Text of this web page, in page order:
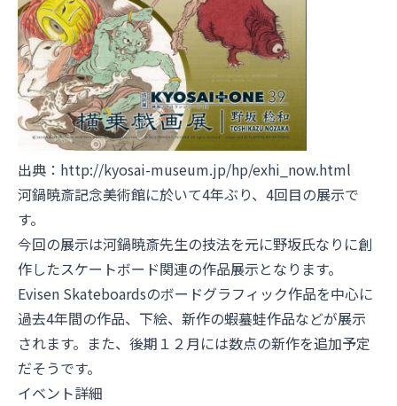
出典： http://kyosai-museum.jp/hp/exhi_now.html
河鍋暁斎記念美術館に於いて4年ぶり、4回目の展示で
す。
今回の展示は河鍋暁斎先生の技法を元に野坂氏なりに創
作したスケートボード関連の作品展示となります。
Evisen Skateboardsのボードグラフィック作品を中心に
過去4年間の作品、下絵、新作の蝦蟇蛙作品などが展示
されます。また、後期１２月には数点の新作を追加予定
だそうです。
イベント詳細